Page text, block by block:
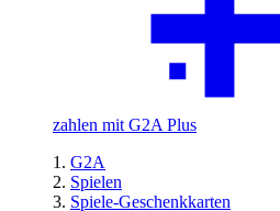
zahlen mit G2A Plus
G2A
Spielen
Spiele-Geschenkkarten